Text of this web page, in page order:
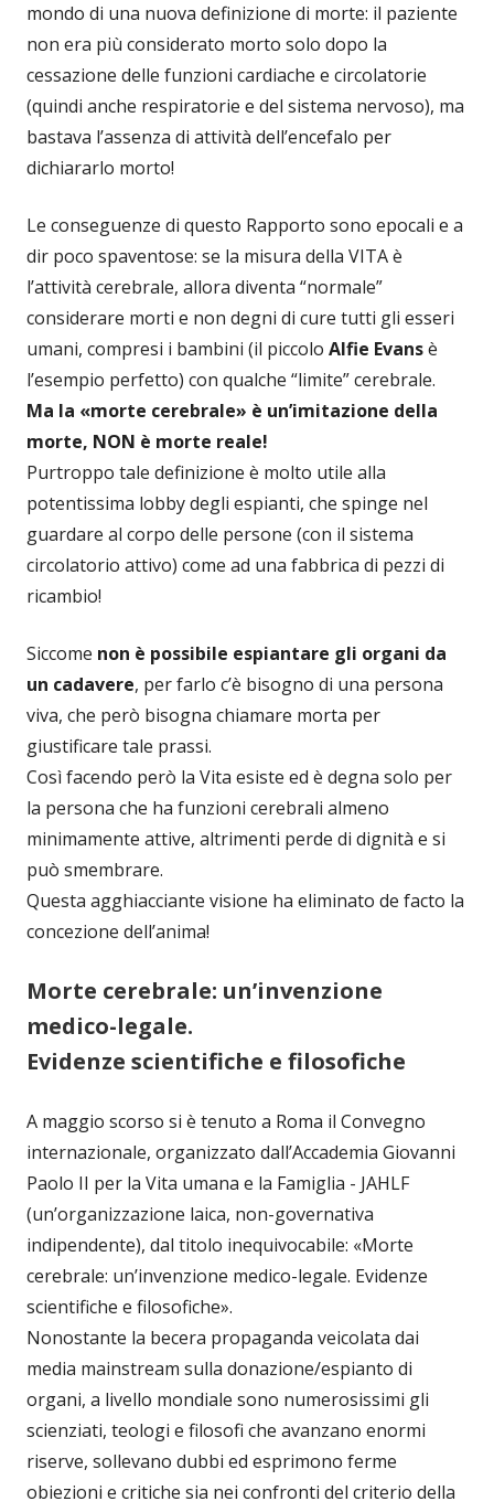
mondo di una nuova definizione di morte: il paziente
non era più considerato morto solo dopo la
cessazione delle funzioni cardiache e circolatorie
(quindi anche respiratorie e del sistema nervoso), ma
bastava l’assenza di attività dell’encefalo per
dichiararlo morto!
Le conseguenze di questo Rapporto sono epocali e a
dir poco spaventose: se la misura della VITA è
l’attività cerebrale, allora diventa “normale”
considerare morti e non degni di cure tutti gli esseri
umani, compresi i bambini (il piccolo Alfie Evansè
l’esempio perfetto) con qualche “limite” cerebrale.
Ma la «morte cerebrale» è un’imitazione della
morte, NON è morte reale!
Purtroppo tale definizione è molto utile alla
potentissima lobby degli espianti, che spinge nel
guardare al corpo delle persone (con il sistema
circolatorio attivo) come ad una fabbrica di pezzi di
ricambio!
Siccome non è possibile espiantare gli organi da
un cadavere, per farlo c’è bisogno di una persona
viva, che però bisogna chiamare morta per
giustificare tale prassi.
Così facendo però la Vita esiste ed è degna solo per
la persona che ha funzioni cerebrali almeno
minimamente attive, altrimenti perde di dignità e si
può smembrare.
Questa agghiacciante visione ha eliminato de facto la
concezione dell’anima!
Morte cerebrale: un’invenzione
medico-legale.
Evidenze scientifiche e filosofiche
A maggio scorso si è tenuto a Roma il Convegno
internazionale, organizzato dall’Accademia Giovanni
Paolo II per la Vita umana e la Famiglia - JAHLF
(un’organizzazione laica, non-governativa
indipendente), dal titolo inequivocabile: «Morte
cerebrale: un’invenzione medico-legale. Evidenze
scientifiche e filosofiche».
Nonostante la becera propaganda veicolata dai
media mainstream sulla donazione/espianto di
organi, a livello mondiale sono numerosissimi gli
scienziati, teologi e filosofi che avanzano enormi
riserve, sollevano dubbi ed esprimono ferme
obiezioni e critiche sia nei confronti del criterio della